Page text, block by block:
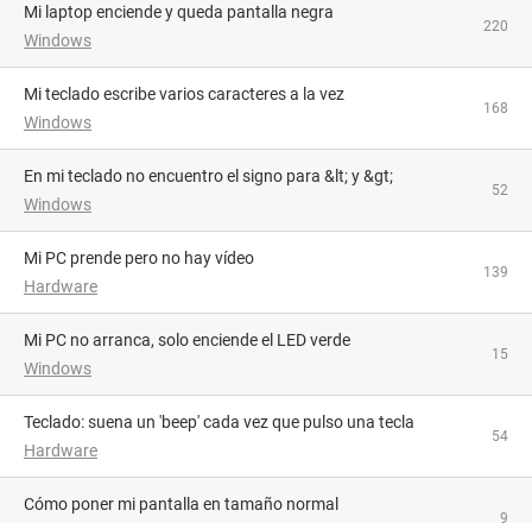
Mi laptop enciende y queda pantalla negra
Windows
220
Mi teclado escribe varios caracteres a la vez
Windows
168
En mi teclado no encuentro el signo para &lt; y &gt;
Windows
52
Mi PC prende pero no hay vídeo
Hardware
139
Mi PC no arranca, solo enciende el LED verde
Windows
15
Teclado: suena un 'beep' cada vez que pulso una tecla
Hardware
54
Cómo poner mi pantalla en tamaño normal
9